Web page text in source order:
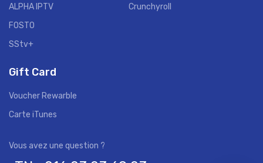
ALPHA IPTV
FOSTO
SStv+
Crunchyroll
Gift Card
Voucher Rewarble
Carte iTunes